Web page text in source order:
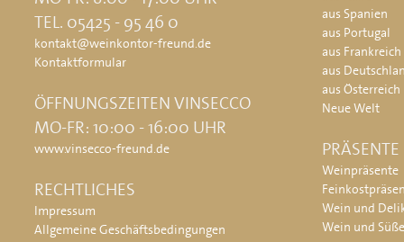
TEL. 05425 - 95 46 0
kontakt@weinkontor-freund.de
Kontaktformular
ÖFFNUNGSZEITEN VINSECCO
MO-FR: 10:00 - 16:00 UHR
www.vinsecco-freund.de
RECHTLICHES
Impressum
Allgemeine Geschäftsbedingungen
aus Spanien
aus Portugal
aus Frankreich
aus
aus Österreich
Neue Welt
PRÄSENTE
Weinpräsente
Wein und
Wein und